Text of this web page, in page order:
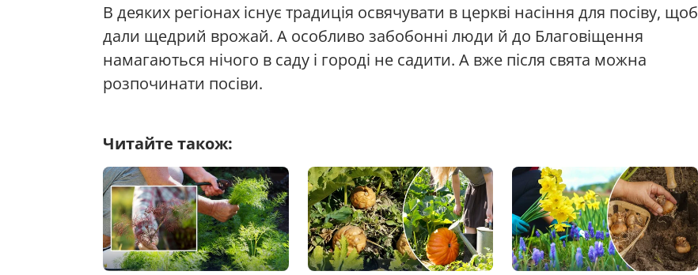
В деяких регіонах існує традиція освячувати в церкві насіння для посіву, щоб
дали щедрий врожай. А особливо забобонні люди й до Благовіщення
намагаються нічого в саду і городі не садити. А вже після свята можна
розпочинати посіви.
Читайте також: